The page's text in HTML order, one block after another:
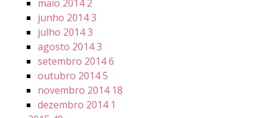
maio 20142
junho 20143
julho 20143
agosto 20143
setembro 20146
outubro 20145
novembro 2014 18
dezembro 2014 1